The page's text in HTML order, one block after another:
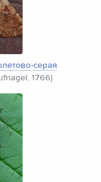
серая
1766)